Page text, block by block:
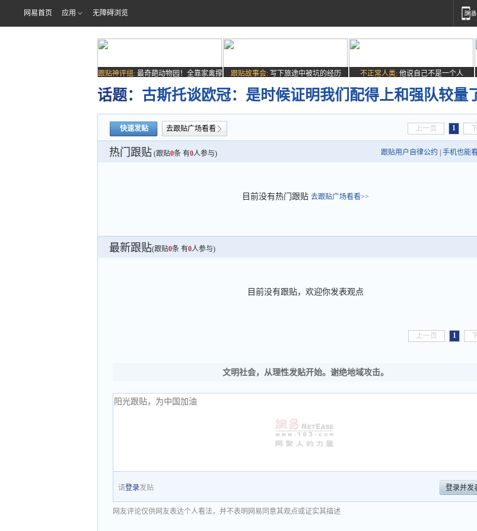
网易首页 应用 无障碍浏览
跟贴神评组: 最奇葩动物园！全靠家禽撑
场子
跟贴故事会: 写下旅途中被坑的经历 不正常人类: 他说自己不是一个人
话题： 古斯托谈欧冠：是时候证明我们配得上和强队较量
快速发贴 去跟贴广场看看 上一页 1
热门跟贴 (跟贴0条 有0人参与) 跟贴用户自律公约 手机也能
目前没有热门跟贴 去跟贴广场看看>>
最新跟贴(跟贴0条 有0人参与)
目前没有跟贴，欢迎你发表观点
上一页 1
文明社会，从理性发贴开始。谢绝地域攻击。
请登录发贴 登录并发
网友评论仅供网友表达个人看法，并不表明网易同意其观点或证实其描述